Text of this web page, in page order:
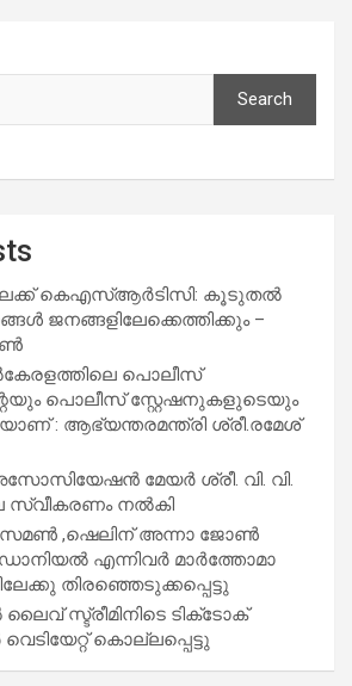
Search
കെഎസ്ആർടിസി: കൂടുതൽ
ജനങ്ങളിലേക്കെത്തിക്കും –
പൊലീസ്
പൊലീസ് സ്റ്റേഷനുകളുടെയും
: ആഭ്യന്തരമന്ത്രി ശ്രീ.രമേശ്
മേയർ ശ്രീ. വി. വി.
സ്വീകരണം നൽകി
,ഷെലിന് അന്നാ ജോൺ
എന്നിവർ മാർത്തോമാ
തിരഞ്ഞെടുക്കപ്പെട്ടു
സ്ട്രീമിനിടെ ടിക്‌ടോക്
കൊല്ലപ്പെട്ടു